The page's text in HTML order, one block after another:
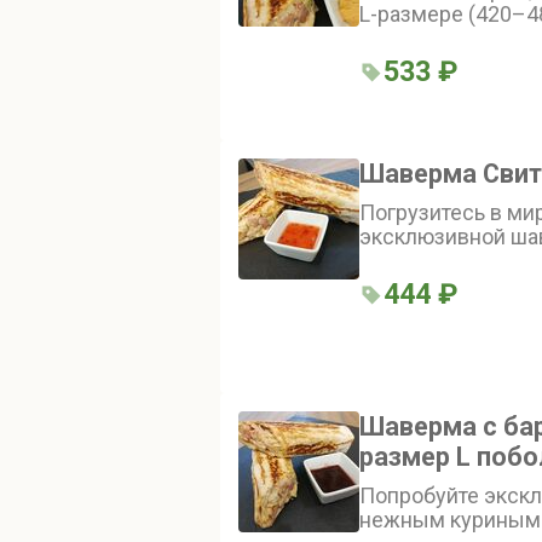
L-размере
огурцы, лук и
соусом, а гриль
особый вкус.
шаверму»
533 ₽
Шаверма
Погрузитесь в
эксклюзивной
пикантным
свежесть
444 ₽
Шаверма с
размер L
Попробуйте
нежным